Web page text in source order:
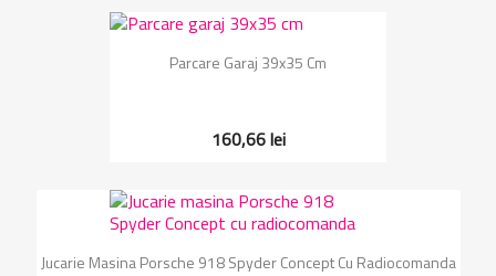
Parcare Garaj 39x35 Cm
160,66 lei
Jucarie Masina Porsche 918 Spyder Concept Cu Radiocomanda